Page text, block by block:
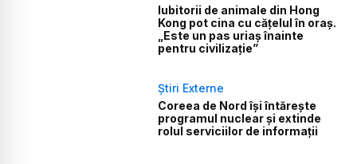
Iubitorii de animale din Hong
Kong pot cina cu cățelul în oraș.
„Este un pas uriaș înainte
pentru civilizație”
Știri Externe
Coreea de Nord își întărește
programul nuclear și extinde
rolul serviciilor de informații